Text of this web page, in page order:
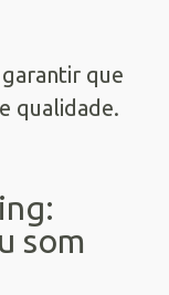
garantir que
qualidade.
som